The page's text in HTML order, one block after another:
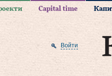
Capital time
Войти